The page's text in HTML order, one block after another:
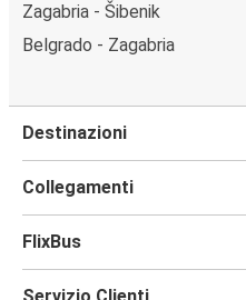
Zagabria - Šibenik
Belgrado - Zagabria
Destinazioni
Collegamenti
FlixBus
Servizio Clienti